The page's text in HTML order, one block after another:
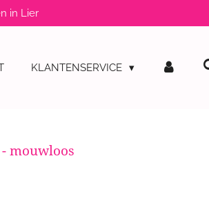
in Lier
KLANTENSERVICE
mouwloos